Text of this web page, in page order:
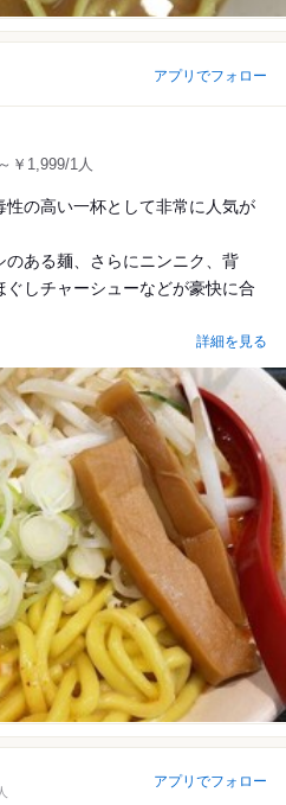
アプリでフォロー
￥1,999/1人
の高い一杯として非常に人気が
ある麺、さらにニンニク、背
しチャーシューなどが豪快に合
詳細を見る
アプリでフォロー